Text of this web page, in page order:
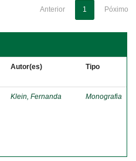
Anterior 1 Póximo
Autor(es) Tipo
Klein, Fernanda Monografia